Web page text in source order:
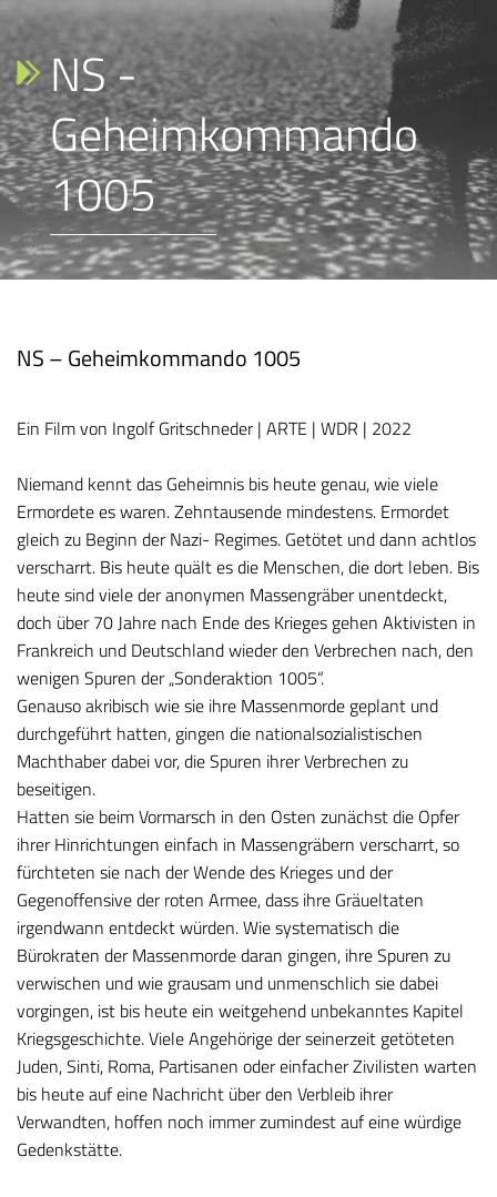
NS -
Geheimkommando
1005
NS – Geheimkommando 1005
Ein Film von Ingolf Gritschneder | ARTE | WDR | 2022
Niemand kennt das Geheimnis bis heute genau, wie viele
Ermordete es waren. Zehntausende mindestens. Ermordet
gleich zu Beginn der Nazi- Regimes. Getötet und dann achtlos
verscharrt. Bis heute quält es die Menschen, die dort leben. Bis
heute sind viele der anonymen Massengräber unentdeckt,
doch über 70 Jahre nach Ende des Krieges gehen Aktivisten in
Frankreich und Deutschland wieder den Verbrechen nach, den
wenigen Spuren der „Sonderaktion 1005“.
Genauso akribisch wie sie ihre Massenmorde geplant und
durchgeführt hatten, gingen die nationalsozialistischen
Machthaber dabei vor, die Spuren ihrer Verbrechen zu
beseitigen.
Hatten sie beim Vormarsch in den Osten zunächst die Opfer
ihrer Hinrichtungen einfach in Massengräbern verscharrt, so
fürchteten sie nach der Wende des Krieges und der
Gegenoffensive der roten Armee, dass ihre Gräueltaten
irgendwann entdeckt würden. Wie systematisch die
Bürokraten der Massenmorde daran gingen, ihre Spuren zu
verwischen und wie grausam und unmenschlich sie dabei
vorgingen, ist bis heute ein weitgehend unbekanntes Kapitel
Kriegsgeschichte. Viele Angehörige der seinerzeit getöteten
Juden, Sinti, Roma, Partisanen oder einfacher Zivilisten warten
bis heute auf eine Nachricht über den Verbleib ihrer
Verwandten, hoffen noch immer zumindest auf eine würdige
Gedenkstätte.